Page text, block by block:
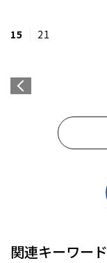
15 21
関連キーワード